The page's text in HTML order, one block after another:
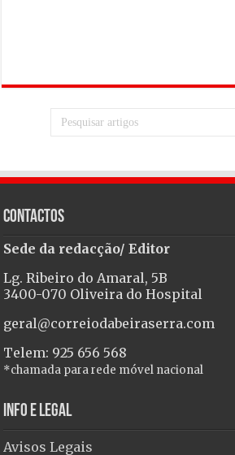
Contactos
Sede da redacção/ Editor
Lg. Ribeiro do Amaral, 5B
3400-070 Oliveira do Hospital
geral@correiodabeiraserra.com
Telem: 925 656 568
*chamada para rede móvel nacional
Info e Legal
Avisos Legais